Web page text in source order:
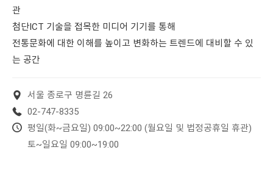
관
첨단ICT 기술을 접목한 미디어 기기를 통해
전통문화에 대한 이해를 높이고 변화하는 트렌드에 대비할 수 있
는 공간
서울 종로구 명륜길 26
02-747-8335
평일(화~금요일) 09:00~22:00 (월요일 및 법정공휴일 휴관)
토~일요일 09:00~19:00